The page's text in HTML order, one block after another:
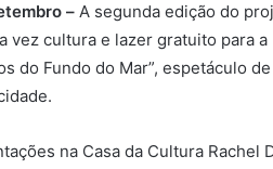
– A segunda edição do
vez cultura e lazer gratuito para
do Fundo do Mar”, espetáculo
na Casa da Cultura